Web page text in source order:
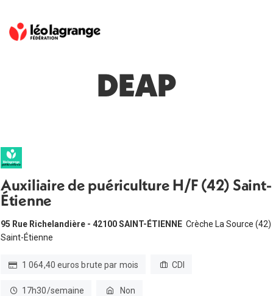
DEAP
Auxiliaire de puériculture H/F (42) Saint-
Étienne
95 Rue Richelandière - 42100 SAINT-ÉTIENNE Crèche La Source (42)
Saint-Étienne
1 064,40 euros brute par mois CDI
17h30/semaine Non